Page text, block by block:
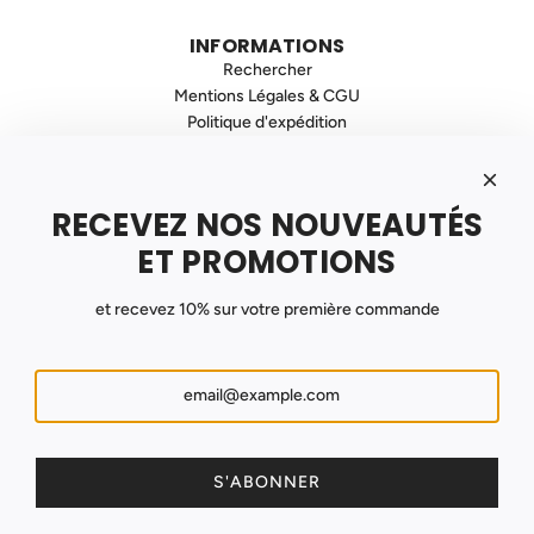
INFORMATIONS
Rechercher
Mentions Légales & CGU
Politique d'expédition
INSCRIVEZ VOUS À NOTRE NEWSLETTER
Recevez nos promotions et nouveautés !
RECEVEZ NOS NOUVEAUTÉS
ET PROMOTIONS
et recevez 10% sur votre première commande
S'ABONNER